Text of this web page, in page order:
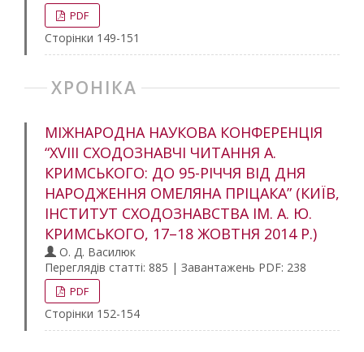
PDF
Сторінки 149-151
ХРОНІКА
МІЖНАРОДНА НАУКОВА КОНФЕРЕНЦІЯ
“XVІІІ СХОДОЗНАВЧІ ЧИТАННЯ А.
КРИМСЬКОГО: ДО 95-РІЧЧЯ ВІД ДНЯ
НАРОДЖЕННЯ ОМЕЛЯНА ПРІЦАКА” (КИЇВ,
ІНСТИТУТ СХОДОЗНАВСТВА ІМ. А. Ю.
КРИМСЬКОГО, 17–18 ЖОВТНЯ 2014 Р.)
О. Д. Василюк
Переглядів статті: 885 | Завантажень PDF: 238
PDF
Сторінки 152-154